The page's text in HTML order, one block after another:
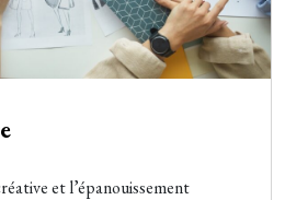
et l’épanouissement